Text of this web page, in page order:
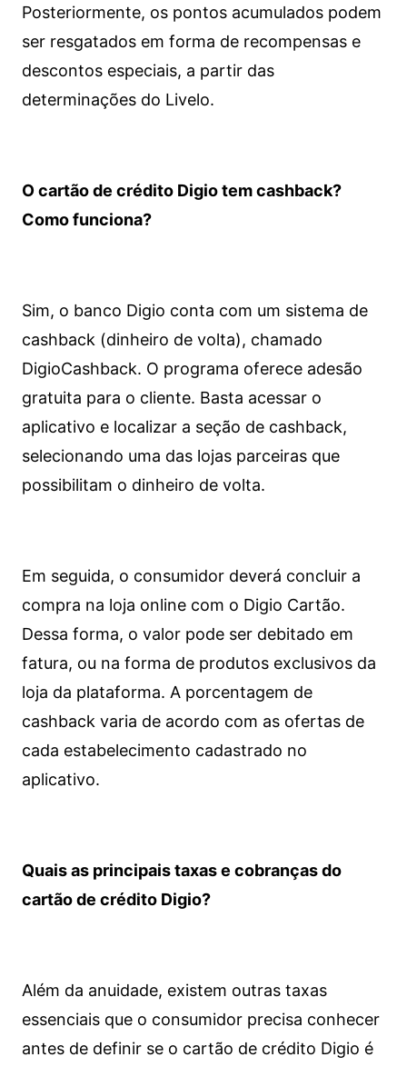
Posteriormente, os pontos acumulados podem
ser resgatados em forma de recompensas e
descontos especiais, a partir das
determinações do Livelo.
O cartão de crédito Digio tem cashback?
Como funciona?
Sim, o banco Digio conta com um sistema de
cashback (dinheiro de volta), chamado
DigioCashback. O programa oferece adesão
gratuita para o cliente. Basta acessar o
aplicativo e localizar a seção de cashback,
selecionando uma das lojas parceiras que
possibilitam o dinheiro de volta.
Em seguida, o consumidor deverá concluir a
compra na loja online com o Digio Cartão.
Dessa forma, o valor pode ser debitado em
fatura, ou na forma de produtos exclusivos da
loja da plataforma. A porcentagem de
cashback varia de acordo com as ofertas de
cada estabelecimento cadastrado no
aplicativo.
Quais as principais taxas e cobranças do
cartão de crédito Digio?
Além da anuidade, existem outras taxas
essenciais que o consumidor precisa conhecer
antes de definir se o cartão de crédito Digio é